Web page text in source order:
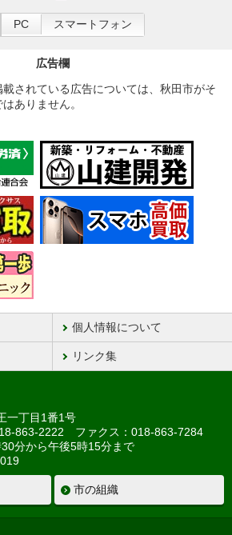
PC スマートフォン
広告欄
されている広告については、秋田市がそ
ありません。
個人情報について
リンク集
一丁目1番1号
863-2222 ファクス：018-863-7284
分から午後5時15分まで
市の組織